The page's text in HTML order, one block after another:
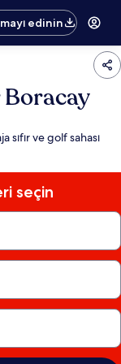
edinin
sıfır ve golf sahası
seçin